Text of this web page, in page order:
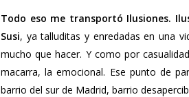
Todo eso me transportó Ilusiones.
Susi, ya talluditas y enredadas en una
mucho que hacer. Y como por
macarra, la emocional. Ese punto de
barrio del sur de Madrid, barrio